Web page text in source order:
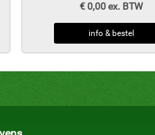
€ 0,00 ex. BTW
info & bestel